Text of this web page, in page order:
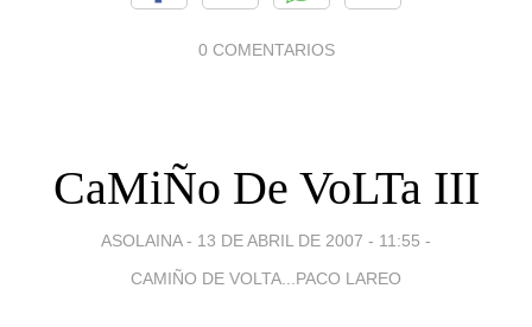
0 COMENTARIOS
CaMiÑo De VoLTa III
ASOLAINA - 13 DE ABRIL DE 2007 - 11:55 -
CAMIÑO DE VOLTA...PACO LAREO